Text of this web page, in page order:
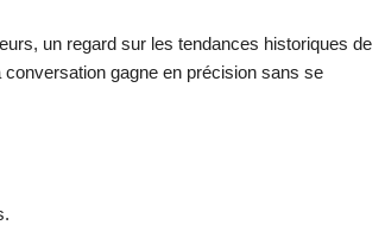
un regard sur les tendances historiques de
gagne en précision sans se